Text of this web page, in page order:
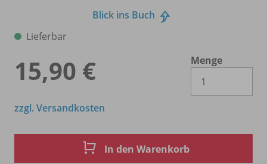
Blick ins Buch
Lieferbar
15,90 €
Menge
zzgl. Versandkosten
In den Warenkorb